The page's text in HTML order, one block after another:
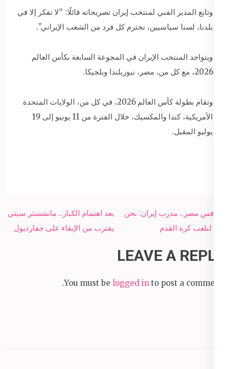
وتابع المدير الفني لمنتخب إيران تصريحاته قائلًا: “لا نفكر إلا في
بلدنا، لسنا سياسيين، نحترم كل فرد من الشعب الإيراني”.
ويتواجد المنتخب الإيران في المجوعة السابعة بكأس العالم
2026، مع كل من، مصر، نيوزيلندا وبلجيكا.
وتقام بطولة كأس العالم 2026، في كل من، الولايات المتحدة
الأمريكية، كندا والمكسيك، خلال الفترة من 11 يونيو إلى 19
يوليو المقبل.
Post
navigation
بعد اهتمام الكبار.. مانشستر سيتي
يقترب من الإبقاء على جفارديول
منافس مصر.. مدرب إيران: نحن
هنا لنلعب كرة القدم
LEAVE A REPLY
You must be logged in to post a comment.